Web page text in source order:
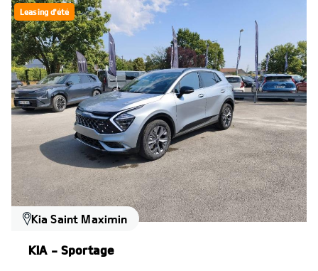
Leasing d'été
Kia Saint Maximin
KIA - Sportage